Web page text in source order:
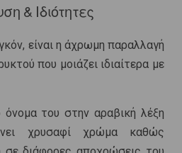
& Ιδιότητες
είναι η άχρωμη παραλλαγή
που μοιάζει ιδιαίτερα με
όνομα του στην αραβική λέξη
χρυσαφί χρώμα καθώς